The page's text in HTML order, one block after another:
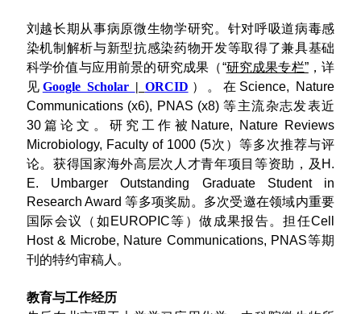
刘越长期从事病原微生物学研究。针对呼吸道病毒感
染机制解析与新型抗感染药物开发等取得了兼具基础
科学价值与应用前景的研究成果（“研究成果专栏”，详
见 Google Scholar | ORCID ） 。在Science, Nature
Communications (x6), PNAS (x8) 等主流杂志发表近
30篇论文。研究工作被Nature, Nature Reviews
Microbiology, Faculty of 1000 (5次）等多次推荐与评
论。获得国家海外高层次人才青年项目等资助 ，及H.
E. Umbarger Outstanding Graduate Student in
Research Award 等多项奖励。多次受邀在领域内重要
国际会议（如EUROPIC等）做成果报告。担任Cell
Host & Microbe, Nature Communications, PNAS等期
刊的特约审稿人。
教育与工作经历